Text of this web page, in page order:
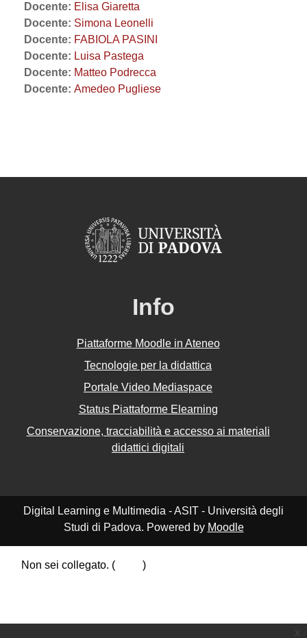
Docente: Elisa Giaretta
Docente: Simona Leonelli
Docente: FABIOLA PASINI
Docente: Luisa Pastega
Docente: Matteo Podrecca
Docente: Amedeo Pugliese
Info
Piattaforme Moodle in Ateneo
Tecnologie per la didattica
Portale Video Mediaspace
Status Piattaforme Elearning
Conservazione, tracciabilità e accesso ai materiali
didattici digitali
Digital Learning e Multimedia - ASIT - Università degli
Studi di Padova. Powered by Moodle
Non sei collegato. (
)